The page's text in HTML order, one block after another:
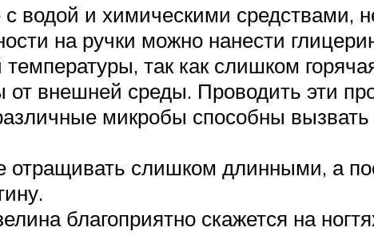
водой и химическими средствами,
на ручки можно нанести
так как слишком
внешней среды. Проводить эти
микробы способны вызвать
отращивать слишком длинными, а
благоприятно скажется на